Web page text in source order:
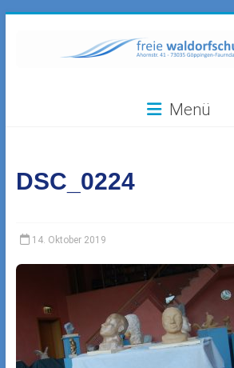
Waldorfschule
73035
Göppingen-
Ahornstr.
Menü
DSC_0224
14. Oktober 2019